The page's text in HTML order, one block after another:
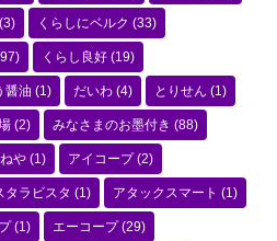
(3) くらしにベルク (33)
くらし良好 (19)
醤油 (1) だいわ (4) とりせん (1)
(2) みなさまのお墨付き (88)
や (1) アイコープ(2)
タラビスタ (1) アタックスマート (1)
(1) エーコープ(29)